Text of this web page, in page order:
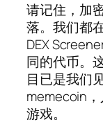
请记住，加
落。我们都
DEX
同的代币。
目已是我们
memecoin
游戏。